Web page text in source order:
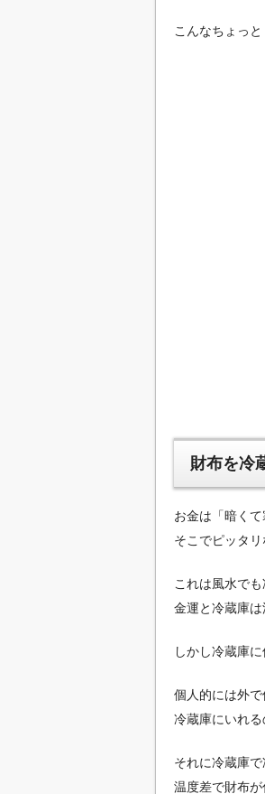
こんなちょっ
財布を冷
お金は「暗くて
そこでピッタ
これは風水で
金運と冷蔵庫は
しかし冷蔵庫
個人的には外で
冷蔵庫にいれ
それに冷蔵庫
温度差で財布が